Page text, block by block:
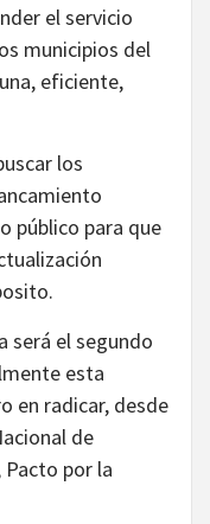
el servicio
municipios del
eficiente,
los
público para que
será el segundo
esta
en radicar, desde
de
por la